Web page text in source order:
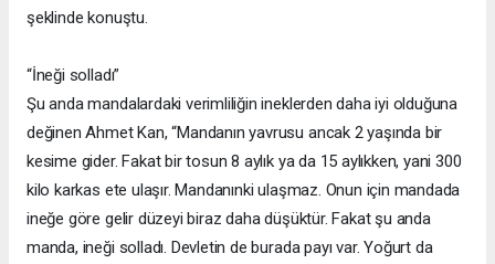
şeklinde konuştu.
“İneği solladı”
Şu anda mandalardaki verimliliğin ineklerden daha iyi olduğuna
değinen Ahmet Kan, “Mandanın yavrusu ancak 2 yaşında bir
kesime gider. Fakat bir tosun 8 aylık ya da 15 aylıkken, yani 300
kilo karkas ete ulaşır. Mandanınki ulaşmaz. Onun için mandada
ineğe göre gelir düzeyi biraz daha düşüktür. Fakat şu anda
manda, ineği solladı. Devletin de burada payı var. Yoğurt da